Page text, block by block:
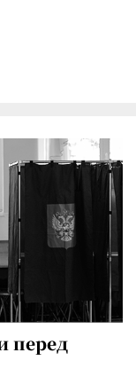
перед